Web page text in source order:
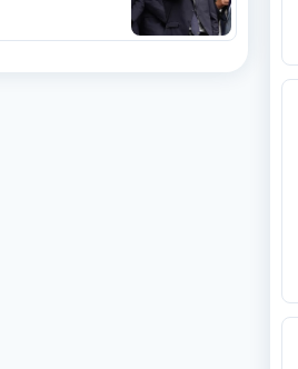
الفيفا».. وإقالة